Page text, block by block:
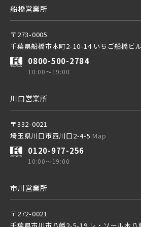
千葉都市モノレール
京成千葉線
西武線
西武池袋線
西武新宿線
その他鉄道
20棟以上の大型
船橋営業所
〒273-0005
千葉県船橋市本町2-10-14 いちご船橋ビ
0800-500-2784
10:00～19:00
川口営業所
〒332-0021
埼玉県川口市西川口2-4-5 Map
0120-977-256
10:00～19:00
市川営業所
〒272-0021
千葉県市川市八幡2-5-19 レ・ソール本八